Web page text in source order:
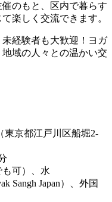
のもと、区内で暮らす
楽しく交流できます。
経験者も大歓迎！ヨガ
域の人々との温かい交
東京都江戸川区船堀2-
可）、水
Sangh Japan）、外国